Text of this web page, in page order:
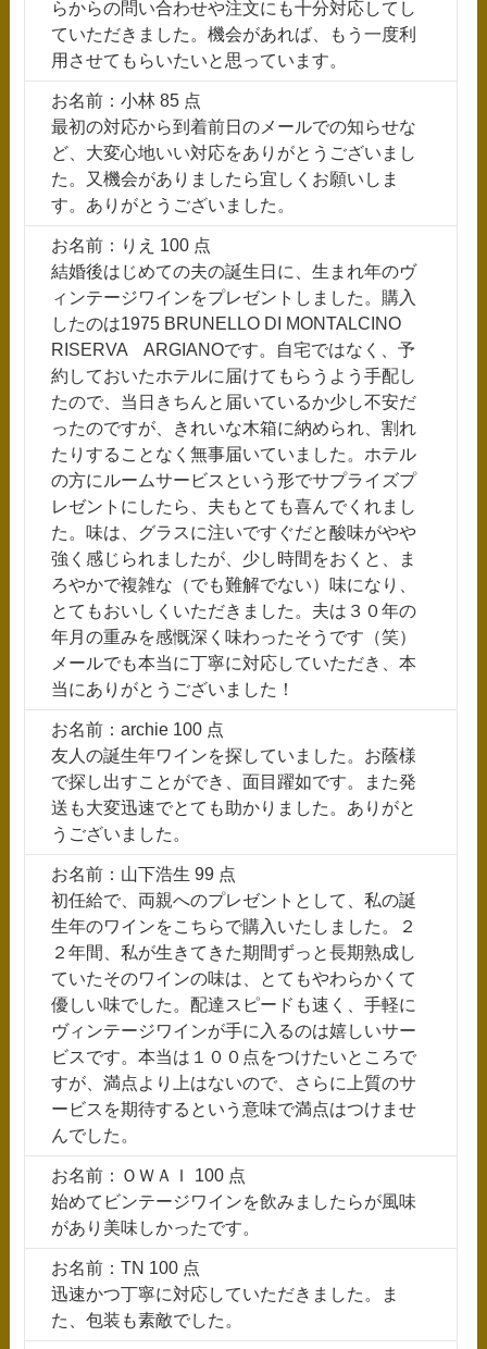
らからの問い合わせや注文にも十分対応してし
ていただきました。機会があれば、もう一度利
用させてもらいたいと思っています。
お名前：小林 85 点
最初の対応から到着前日のメールでの知らせな
ど、大変心地いい対応をありがとうございまし
た。又機会がありましたら宜しくお願いしま
す。ありがとうございました。
お名前：りえ 100 点
結婚後はじめての夫の誕生日に、生まれ年のヴ
ィンテージワインをプレゼントしました。購入
したのは1975 BRUNELLO DI MONTALCINO
RISERVA ARGIANOです。自宅ではなく、予
約しておいたホテルに届けてもらうよう手配し
たので、当日きちんと届いているか少し不安だ
ったのですが、きれいな木箱に納められ、割れ
たりすることなく無事届いていました。ホテル
の方にルームサービスという形でサプライズプ
レゼントにしたら、夫もとても喜んでくれまし
た。味は、グラスに注いですぐだと酸味がやや
強く感じられましたが、少し時間をおくと、ま
ろやかで複雑な（でも難解でない）味になり、
とてもおいしくいただきました。夫は３０年の
年月の重みを感慨深く味わったそうです（笑）
メールでも本当に丁寧に対応していただき、本
当にありがとうございました！
お名前：archie 100 点
友人の誕生年ワインを探していました。お蔭様
で探し出すことができ、面目躍如です。また発
送も大変迅速でとても助かりました。ありがと
うございました。
お名前：山下浩生 99 点
初任給で、両親へのプレゼントとして、私の誕
生年のワインをこちらで購入いたしました。２
２年間、私が生きてきた期間ずっと長期熟成し
ていたそのワインの味は、とてもやわらかくて
優しい味でした。配達スピードも速く、手軽に
ヴィンテージワインが手に入るのは嬉しいサー
ビスです。本当は１００点をつけたいところで
すが、満点より上はないので、さらに上質のサ
ービスを期待するという意味で満点はつけませ
んでした。
お名前：ＯＷＡＩ 100 点
始めてビンテージワインを飲みましたらが風味
があり美味しかったです。
お名前：TN 100 点
迅速かつ丁寧に対応していただきました。ま
た、包装も素敵でした。